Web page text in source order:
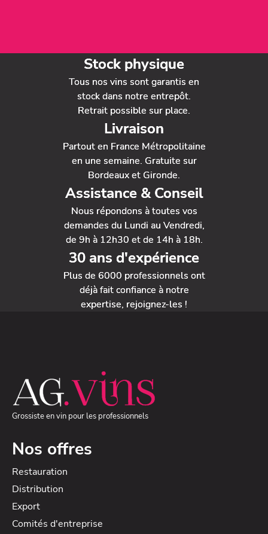
Stock physique
Tous nos vins sont garantis en
stock dans notre entrepôt.
Retrait possible sur place.
Livraison
Partout en France Métropolitaine
en une semaine. Gratuite sur
Bordeaux et Gironde.
Assistance & Conseil
Nous répondons à toutes vos
demandes du Lundi au Vendredi,
de 9h à 12h30 et de 14h à 18h.
30 ans d'expérience
Plus de 6000 professionnels ont
déjà fait confiance à notre
expertise, rejoignez-les !
Grossiste en vin pour les professionnels
Nos offres
Restauration
Distribution
Export
Comités d'entreprise